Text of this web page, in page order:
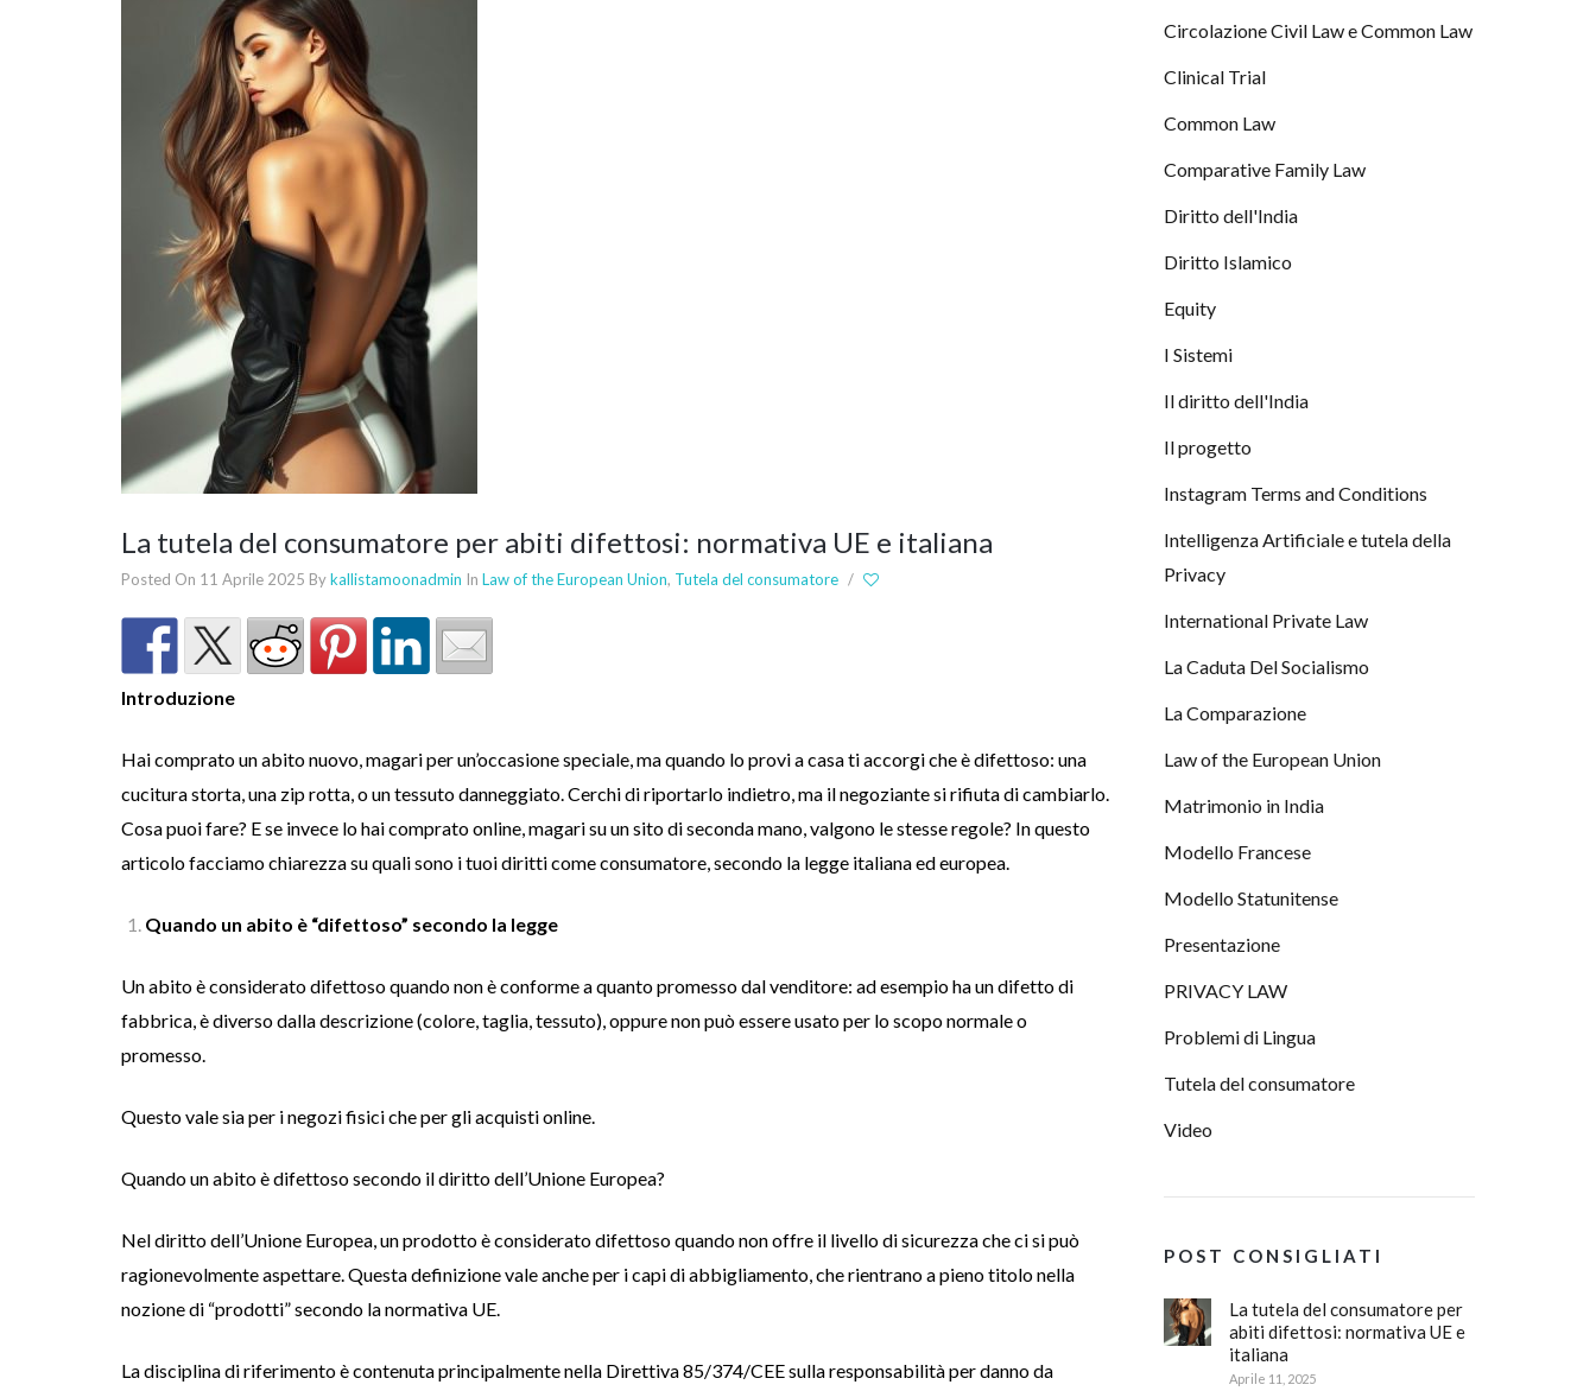
La tutela del consumatore per abiti difettosi: normativa UE e italiana
Posted On 11 Aprile 2025 Bykallistamoonadmin In Law of the European Union, Tutela del consumatore /
Introduzione
Hai comprato un abito nuovo, magari per un’occasione speciale, ma quando lo provi a casa ti accorgi che è difettoso: una
cucitura storta, una zip rotta, o un tessuto danneggiato. Cerchi di riportarlo indietro, ma il negoziante si rifiuta di cambiarlo.
Cosa puoi fare? E se invece lo hai comprato online, magari su un sito di seconda mano, valgono le stesse regole? In questo
articolo facciamo chiarezza su quali sono i tuoi diritti come consumatore, secondo la legge italiana ed europea.
Quando un abito è “difettoso” secondo la legge
Un abito è considerato difettoso quando non è conforme a quanto promesso dal venditore: ad esempio ha un difetto di
fabbrica, è diverso dalla descrizione (colore, taglia, tessuto), oppure non può essere usato per lo scopo normale o
promesso.
Questo vale sia per i negozi fisici che per gli acquisti online.
Quando un abito è difettoso secondo il diritto dell’Unione Europea?
Nel diritto dell’Unione Europea, un prodotto è considerato difettoso quando non offre il livello di sicurezza che ci si può
ragionevolmente aspettare. Questa definizione vale anche per i capi di abbigliamento, che rientrano a pieno titolo nella
nozione di “prodotti” secondo la normativa UE.
La disciplina di riferimento è contenuta principalmente nella Direttiva 85/374/CEE sulla responsabilità per danno da
Circolazione Civil Law e Common Law
Clinical Trial
Common Law
Comparative Family Law
Diritto dell'India
Diritto Islamico
Equity
I Sistemi
Il diritto dell'India
Il progetto
Instagram Terms and Conditions
Intelligenza Artificiale e tutela della
Privacy
International Private Law
La Caduta Del Socialismo
La Comparazione
Law of the European Union
Matrimonio in India
Modello Francese
Modello Statunitense
Presentazione
PRIVACY LAW
Problemi di Lingua
Tutela del consumatore
Video
POST CONSIGLIATI
La tutela del consumatore per
abiti difettosi: normativa UE e
italiana
Aprile 11, 2025